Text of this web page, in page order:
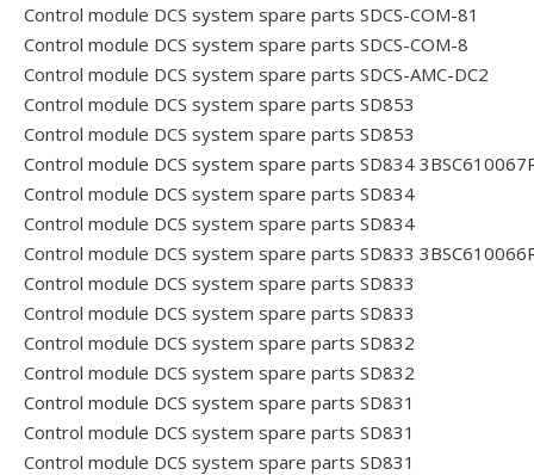
Control module DCS system spare parts SDCS-COM-81
Control module DCS system spare parts SDCS-COM-8
Control module DCS system spare parts SDCS-AMC-DC2
Control module DCS system spare parts SD853
Control module DCS system spare parts SD853
Control module DCS system spare parts SD834
Control module DCS system spare parts SD834
Control module DCS system spare parts SD834
Control module DCS system spare parts SD833
Control module DCS system spare parts SD833
Control module DCS system spare parts SD833
Control module DCS system spare parts SD832
Control module DCS system spare parts SD832
Control module DCS system spare parts SD831
Control module DCS system spare parts SD831
Control module DCS system spare parts SD831